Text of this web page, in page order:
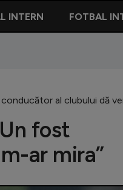
INTERN FOTBAL
al clubului dă
fost
ar mira”